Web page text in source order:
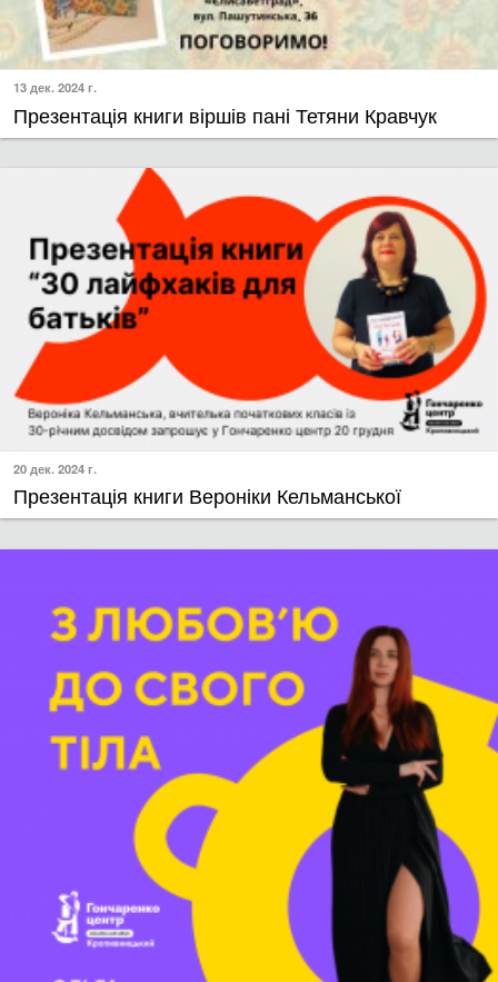
13 дек. 2024 г.
Презентація книги віршів пані Тетяни Кравчук
20 дек. 2024 г.
​Презентація книги Вероніки Кельманської